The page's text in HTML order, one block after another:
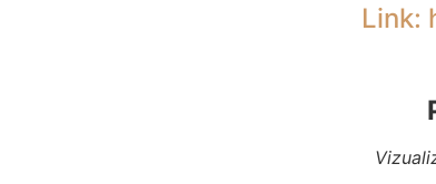
Link: